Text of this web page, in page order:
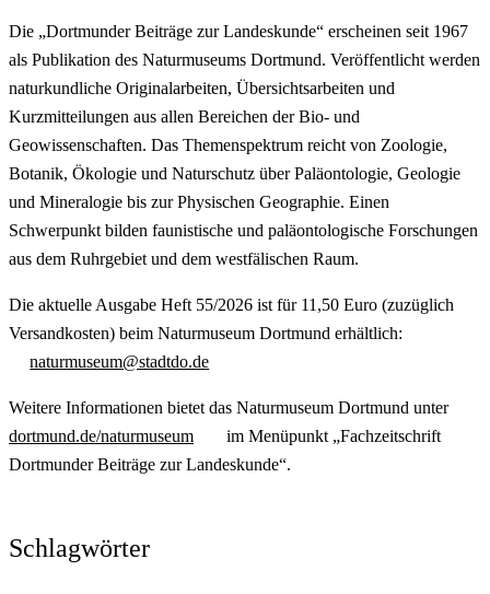
Die „Dortmunder Beiträge zur Landeskunde“ erscheinen seit 1967
als Publikation des Naturmuseums Dortmund. Veröffentlicht werden
naturkundliche Originalarbeiten, Übersichtsarbeiten und
Kurzmitteilungen aus allen Bereichen der Bio- und
Geowissenschaften. Das Themenspektrum reicht von Zoologie,
Botanik, Ökologie und Naturschutz über Paläontologie, Geologie
und Mineralogie bis zur Physischen Geographie. Einen
Schwerpunkt bilden faunistische und paläontologische Forschungen
aus dem Ruhrgebiet und dem westfälischen Raum.
Die aktuelle Ausgabe Heft 55/2026 ist für 11,50 Euro (zuzüglich
Versandkosten) beim Naturmuseum Dortmund erhältlich:
naturmuseum@stadtdo.de
Weitere Informationen bietet das Naturmuseum Dortmund unter
dortmund.de/naturmuseum
im Menüpunkt „Fachzeitschrift
Dortmunder Beiträge zur Landeskunde“.
Schlagwörter